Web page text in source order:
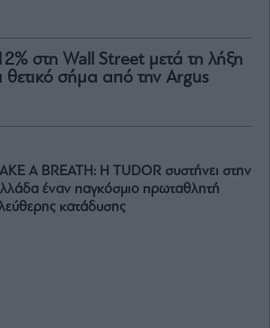
στη Wall Street μετά τη λήξη
θετικό σήμα από την Argus
A BREATH: Η TUDOR συστήνει στην
έναν παγκόσμιο πρωταθλητή
κατάδυσης